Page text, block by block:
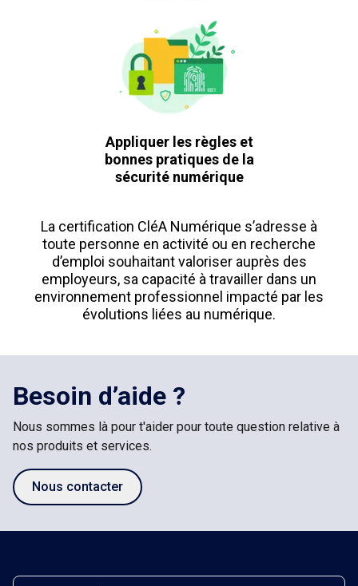
Appliquer les règles et
bonnes pratiques de la
sécurité numérique
La certification CléA Numérique s’adresse à
toute personne en activité ou en recherche
d’emploi souhaitant valoriser auprès des
employeurs, sa capacité à travailler dans un
environnement professionnel impacté par les
évolutions liées au numérique.
Besoin d’aide ?
Nous sommes là pour t'aider pour toute question relative à
nos produits et services.
Nous contacter